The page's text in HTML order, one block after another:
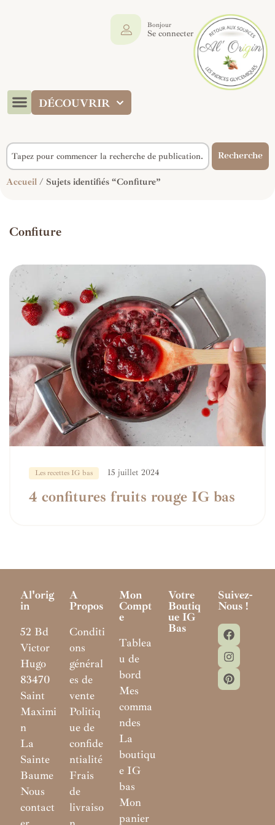
DÉCOUVRIR
Bonjour
Se connecter
Recherche
Accueil / Sujets identifiés “Confiture”
Confiture
Les recettes IG bas 15 juillet 2024
4 confitures fruits rouge IG bas
Al'orig
In
52 Bd
Victor
Hugo
83470
Saint
Maximi
n
La
Sainte
Baume
Nous
contact
A
Propos
Conditi
ons
général
es de
vente
Politiq
ue de
confide
ntialité
Frais
de
livraiso
Mon
Compt
E
Tablea
u de
bord
Mes
comma
ndes
La
boutiqu
e IG
bas
Mon
panier
Votre
Boutiq
Ue IG
Bas
Suivez-
Nous !